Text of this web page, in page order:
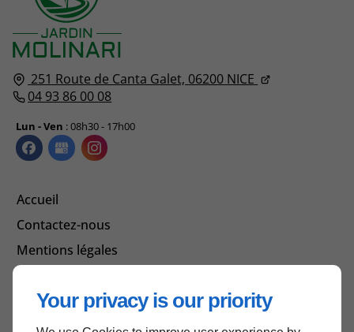
Your privacy is our priority
251 Route de Canta Galet, 06200 NICE
04 93 86 00 08
Lun - Ven : 08h30 - 17h00
Accueil
Contactez-nous
Mentions légales